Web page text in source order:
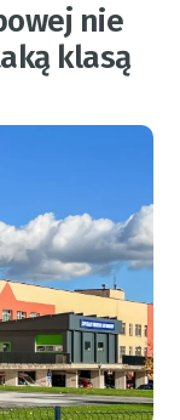
nie
klasą